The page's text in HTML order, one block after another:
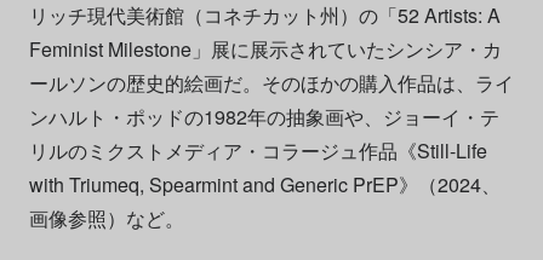
リッチ現代美術館（コネチカット州）の「52 Artists: A
Feminist Milestone」展に展示されていたシンシア・カ
ールソンの歴史的絵画だ。そのほかの購入作品は、ライ
ンハルト・ポッドの1982年の抽象画や、ジョーイ・テ
リルのミクストメディア・コラージュ作品《Still-Life
with Triumeq, Spearmint and Generic PrEP》（2024、
画像参照）など。